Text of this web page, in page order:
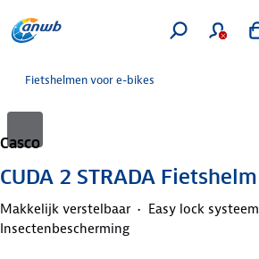
Fietshelmen voor e-bikes
Casco
CUDA 2 STRADA Fietshelm
Makkelijk verstelbaar Easy lock systeem
Insectenbescherming